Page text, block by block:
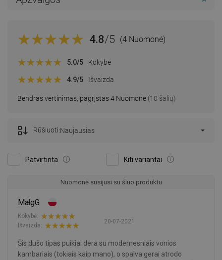
4.8/5 (4 Nuomonė)
Bendras vertinimas, pagrįstas 4 Nuomonė (10 šalių)
5.0/5 Kokybė
4.9/5 Išvaizda
Patvirtinta Kiti variantai
Rūšiuoti:Naujausias
Nuomonė susijusi su šiuo produktu
MałgG
20-07-2021
Kokybė:
Išvaizda:
Šis dušo tipas puikiai dera su modernesniais vonios
kambariais (tokiais kaip mano), o spalva gerai atrodo